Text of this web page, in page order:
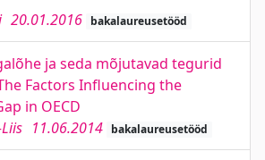
20.01.2016 bakalaureusetööd
ja seda mõjutavad tegurid
Factors Influencing the
in OECD
11.06.2014 bakalaureusetööd